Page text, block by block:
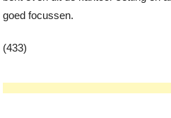
goed focussen.
(433)